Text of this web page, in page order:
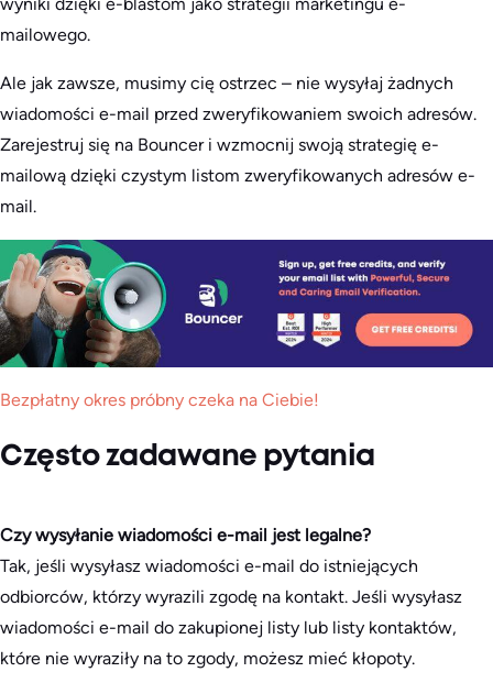
mailowego.
Ale jak zawsze, musimy cię ostrzec – nie wysyłaj żadnych
wiadomości e-mail przed zweryfikowaniem swoich adresów.
Zarejestruj się na Bouncer i wzmocnij swoją strategię e-
mailową dzięki czystym listom zweryfikowanych adresów e-
mail.
Bezpłatny okres próbny czeka na Ciebie!
Często zadawane pytania
Czy wysyłanie wiadomości e-mail jest legalne?
Tak, jeśli wysyłasz wiadomości e-mail do istniejących
odbiorców, którzy wyrazili zgodę na kontakt. Jeśli wysyłasz
wiadomości e-mail do zakupionej listy lub listy kontaktów,
które nie wyraziły na to zgody, możesz mieć kłopoty.